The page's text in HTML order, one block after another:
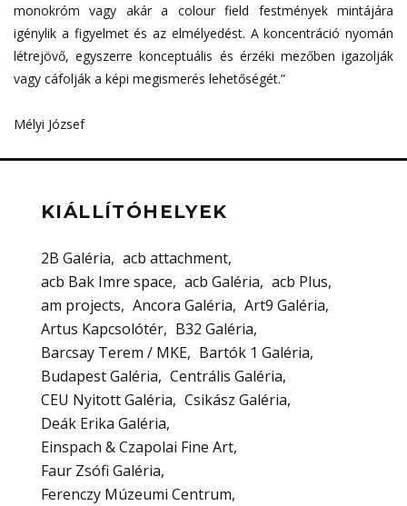
monokróm vagy akár a colour field festmények mintájára
igénylik a figyelmet és az elmélyedést. A koncentráció nyomán
létrejövő, egyszerre konceptuális és érzéki mezőben igazolják
vagy cáfolják a képi megismerés lehetőségét.”
Mélyi József
KIÁLLÍTÓHELYEK
2B Galéria
acb attachment
acb Bak Imre space
acb Galéria
acb Plus
am projects
Ancora Galéria
Art9 Galéria
Artus Kapcsolótér
B32 Galéria
Barcsay Terem / MKE
Bartók 1 Galéria
Budapest Galéria
Centrális Galéria
CEU Nyitott Galéria
Csikász Galéria
Deák Erika Galéria
Einspach & Czapolai Fine Art
Faur Zsófi Galéria
Ferenczy Múzeumi Centrum